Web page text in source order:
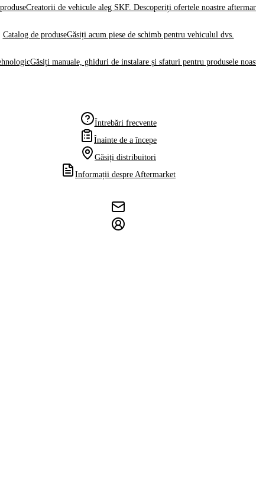
Creatorii de vehicule aleg SKF. Descoperiți ofertele noastre
Catalog de produseGăsiți acum piese de schimb pentru vehiculul dvs.
Găsiți manuale, ghiduri de instalare și sfaturi pentru produsele
Întrebări frecvente
Înainte de a începe
Găsiți distribuitori
Informații despre Aftermarket